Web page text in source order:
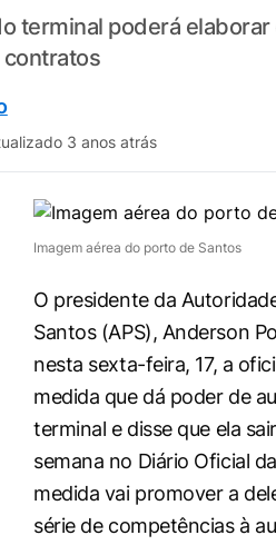
terminal poderá
3 anos atrás
Imagem aérea do porto de Santos
O presidente da
Santos (APS), Anderson
nesta sexta-feira, 17, a
medida que dá poder de
terminal e disse que ela
semana no Diário Oficial
medida vai promover a
série de competências à